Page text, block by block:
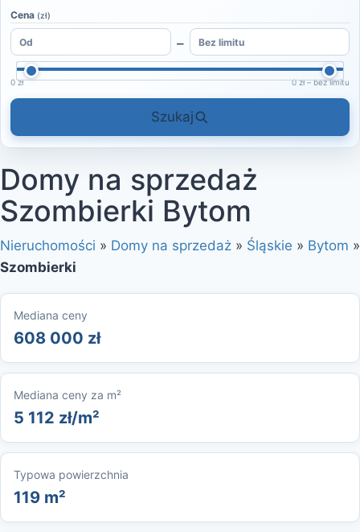
Cena (zł)
–
0 zł 0 zł – bez limitu
Szukaj
Domy na sprzedaż
Szombierki Bytom
Nieruchomości » Domy na sprzedaż » Śląskie » Bytom »
Szombierki
Mediana ceny
608 000 zł
Mediana ceny za m²
5 112 zł/m²
Typowa powierzchnia
119 m²